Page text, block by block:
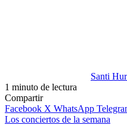
Santi
1 minuto de lectura
Compartir
Facebook X WhatsApp
Los conciertos de la semana